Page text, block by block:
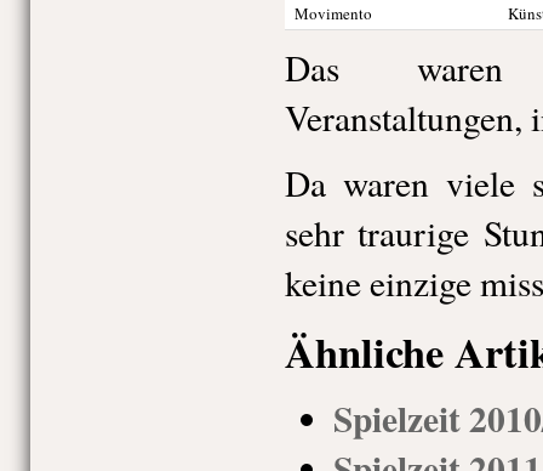
Movimento
Das waren
Veranstaltungen,
Da waren viele
sehr traurige
keine einzige
Ähnliche
Spielzeit